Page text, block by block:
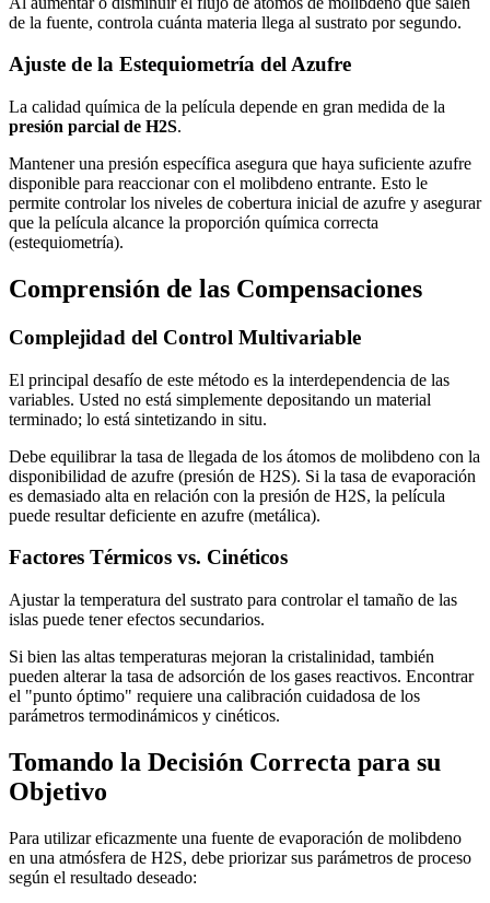
de la fuente, controla cuánta materia llega al sustrato por segundo.
Ajuste de la Estequiometría del Azufre
La calidad química de la película depende en gran medida de la
presión parcial de H2S.
Mantener una presión específica asegura que haya suficiente azufre
disponible para reaccionar con el molibdeno entrante. Esto le
permite controlar los niveles de cobertura inicial de azufre y asegurar
que la película alcance la proporción química correcta
(estequiometría).
Comprensión de las Compensaciones
Complejidad del Control Multivariable
El principal desafío de este método es la interdependencia de las
variables. Usted no está simplemente depositando un material
terminado; lo está sintetizando in situ.
Debe equilibrar la tasa de llegada de los átomos de molibdeno con la
disponibilidad de azufre (presión de H2S). Si la tasa de evaporación
es demasiado alta en relación con la presión de H2S, la película
puede resultar deficiente en azufre (metálica).
Factores Térmicos vs. Cinéticos
Ajustar la temperatura del sustrato para controlar el tamaño de las
islas puede tener efectos secundarios.
Si bien las altas temperaturas mejoran la cristalinidad, también
pueden alterar la tasa de adsorción de los gases reactivos. Encontrar
el "punto óptimo" requiere una calibración cuidadosa de los
parámetros termodinámicos y cinéticos.
Tomando la Decisión Correcta para su
Objetivo
Para utilizar eficazmente una fuente de evaporación de molibdeno
en una atmósfera de H2S, debe priorizar sus parámetros de proceso
según el resultado deseado: